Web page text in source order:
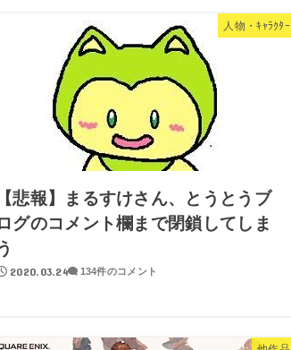
人物・ｷｬﾗｸﾀｰ
【悲報】まるすけさん、とうとうブ
グのコメント欄まで閉鎖してしま
2020.03.24 134件のコメント